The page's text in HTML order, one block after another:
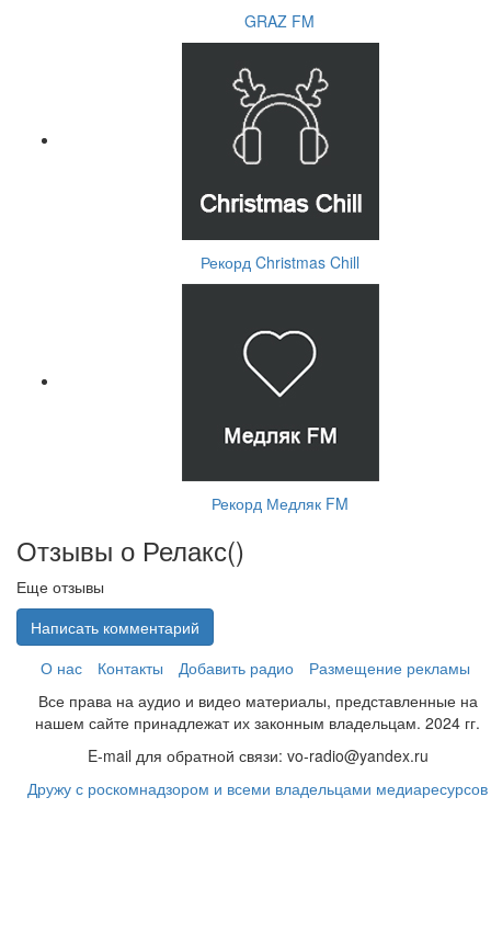
GRAZ FM
Рекорд Christmas Chill
Рекорд Медляк FM
Отзывы о Релакс()
Еще отзывы
Написать комментарий
О нас
Контакты Добавить радио
Размещение рекламы
Все права на аудио и видео материалы, представленные на
нашем сайте принадлежат их законным владельцам. 2024 гг.
E-mail для обратной связи: vo-radio@yandex.ru
Дружу с роскомнадзором и всеми владельцами медиаресурсов